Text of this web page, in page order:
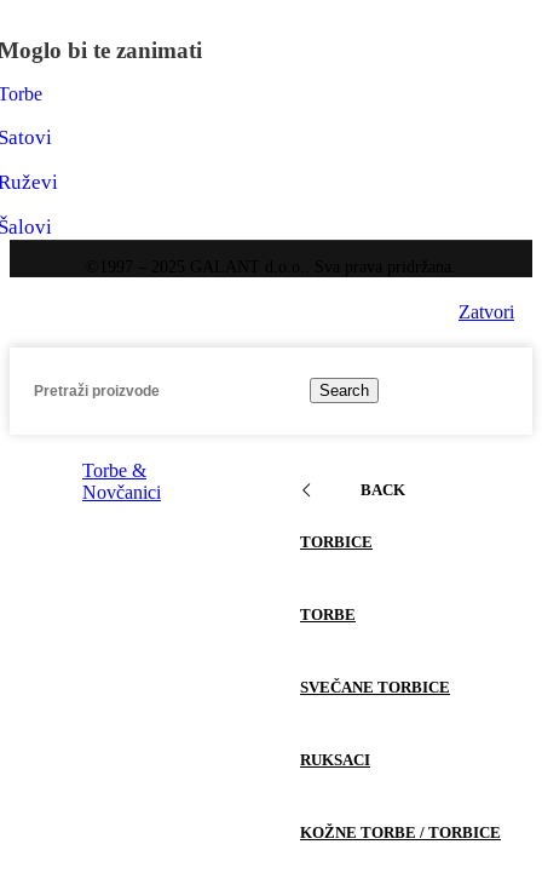
bi te zanimati
Zatvori
Search
Torbe &
Novčanici
BACK
TORBICE
TORBE
SVEČANE TORBICE
RUKSACI
KOŽNE TORBE / TORBICE